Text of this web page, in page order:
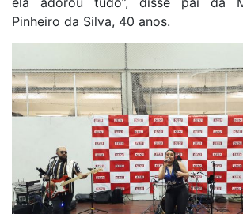
Pinheiro da Silva, 40 anos.